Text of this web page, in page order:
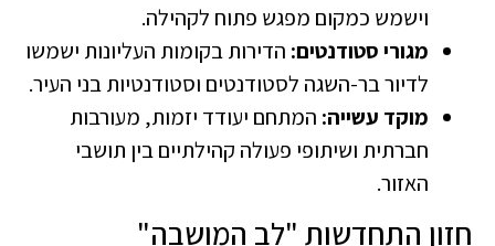
וישמש כמקום מפגש פתוח לקהילה.
מגורי סטודנטים: הדירות בקומות העליונות ישמשו
לדיור בר-השגה לסטודנטים וסטודנטיות בני העיר.
מוקד עשייה: המתחם יעודד יזמות, מעורבות
חברתית ושיתופי פעולה קהילתיים בין תושבי
האזור.
​חזון התחדשות "לב המושבה"